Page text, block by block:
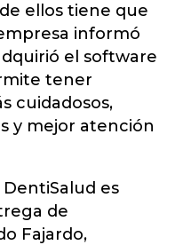
ellos tiene que
informó
el software
tener
cuidadosos,
y mejor atención
es
de
Fajardo,